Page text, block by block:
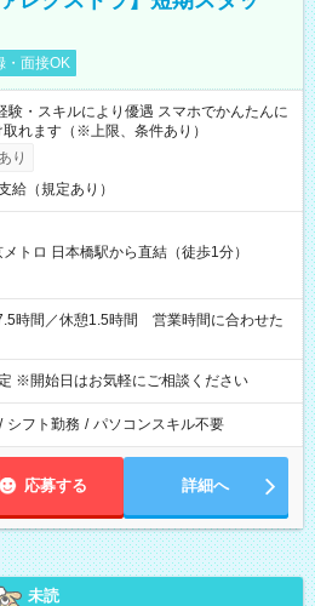
・面接OK
・スキルにより優遇 スマホでかんたんに
れます（※上限、条件あり）
り
給（規定あり）
トロ 日本橋駅から直結（徒歩1分）
※開始日はお気軽にご相談ください
/ シフト勤務 / パソコンスキル不要
応募する 詳細へ
未読